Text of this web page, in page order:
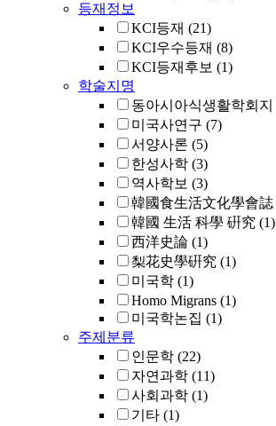
등재정보
KCI등재 (21)
KCI우수등재 (8)
KCI등재후보 (1)
학술지명
동아시아식생활학회지
미국사연구 (7)
서양사론 (5)
한성사학 (3)
역사학보 (3)
韓國食生活文化學會誌
韓國 生活 科學 硏究 (1)
西洋史論 (1)
梨花史學硏究 (1)
미국학 (1)
Homo Migrans (1)
미국학논집 (1)
주제분류
인문학 (22)
자연과학 (11)
사회과학 (1)
기타 (1)